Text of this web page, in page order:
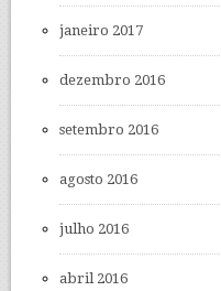
janeiro 2017
dezembro 2016
setembro 2016
agosto 2016
julho 2016
abril 2016